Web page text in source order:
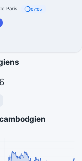
Paris 07:05